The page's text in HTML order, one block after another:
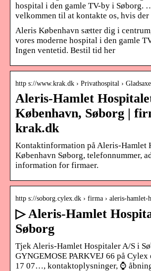
hospital i den gamle TV-by i Søborg.
velkommen til at kontakte os, hvis
Aleris København sætter dig i
vores moderne hospital i den gamle
Ingen ventetid. Bestil tid her
http s://www.krak.dk › Privathospital ›
Aleris-Hamlet
København, Søborg |
krak.dk
Kontaktinformation på Aleris-Hamlet
København Søborg, telefonnummer,
information for firmaer.
http s://soborg.cylex.dk › firma › aleris-hamlet-
▷ Aleris-Hamlet
Søborg
Tjek Aleris-Hamlet Hospitaler A/S i
GYNGEMOSE PARKVEJ 66 på
17 07…, kontaktoplysninger, ⌚